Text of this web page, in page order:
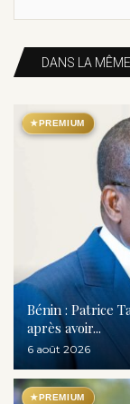
DANS LA
★PREMIUM
Bénin : Patrice
après avoir...
6 août 2026
★PREMIUM